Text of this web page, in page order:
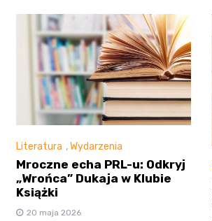
Literatura ,Wydarzenia
Mroczne echa PRL-u: Odkryj
„Wrońca” Dukaja w Klubie
Książki
20 maja 2026